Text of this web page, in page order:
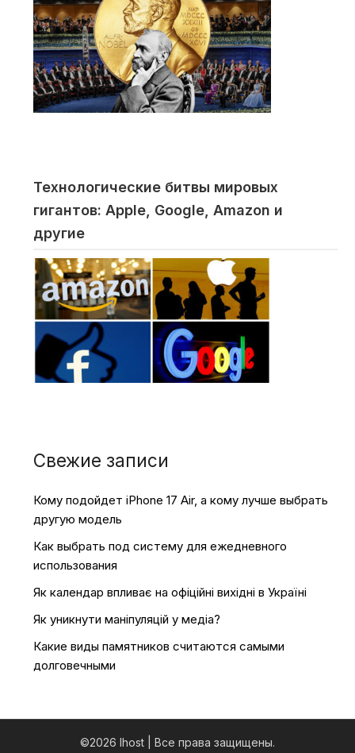
Технологические битвы мировых
гигантов: Apple, Google, Amazon и
другие
Свежие записи
Кому подойдет iPhone 17 Air, а кому лучше выбрать
другую модель
Как выбрать под систему для ежедневного
использования
Як календар впливає на офіційні вихідні в Україні
Як уникнути маніпуляцій у медіа?
Какие виды памятников считаются самыми
долговечными
©2026 Ihost | Все права защищены.